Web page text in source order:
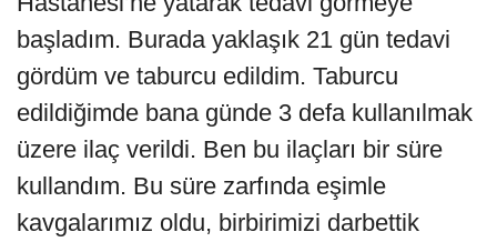
başladım. Burada yaklaşık 21 gün tedavi
gördüm ve taburcu edildim. Taburcu
edildiğimde bana günde 3 defa kullanılmak
üzere ilaç verildi. Ben bu ilaçları bir süre
kullandım. Bu süre zarfında eşimle
kavgalarımız oldu, birbirimizi darbettik